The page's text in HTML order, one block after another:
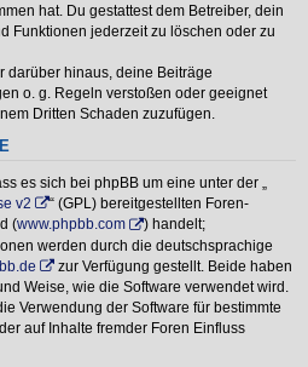
hat. Du gestattest dem Betreiber, dein
Funktionen jederzeit zu löschen oder zu
darüber hinaus, deine Beiträge
o. g. Regeln verstoßen oder geeignet
Dritten Schaden zuzufügen.
es sich bei phpBB um eine unter der „
v2
“ (GPL) bereitgestellten Foren-
(www.phpbb.com
) handelt;
werden durch die deutschsprachige
zur Verfügung gestellt. Beide haben
Weise, wie die Software verwendet wird.
Verwendung der Software für bestimmte
auf Inhalte fremder Foren Einfluss